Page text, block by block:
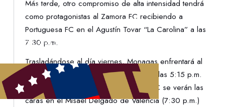
DENUNCIAS
PROTECCIÓN DE LA INFANCIA
Más tarde, otro compromiso de alta intensidad tendrá
como protagonistas al Zamora FC recibiendo a
Portuguesa FC en el Agustín Tovar “La Carolina” a las
7:30 p.m.
Trasladándose al día viernes, Monagas enfrentará al
Aragua en el Monumental de Maturín a las 5:15 p.m.
Posteriormente, Carabobo FC y Zulia FC se verán las
caras en el Misael Delgado de Valencia (7:30 p.m.)